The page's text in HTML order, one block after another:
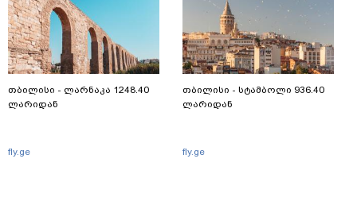
თბილისი - ლარნაკა 1248.40
ლარიდან
fly.ge
თბილისი - სტამბოლი 936.40
ლარიდან
fly.ge